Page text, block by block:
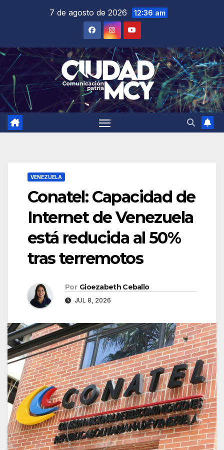
7 de agosto de 2026 12:36 am
VENEZUELA
Conatel: Capacidad de
Internet de Venezuela
está reducida al 50%
tras terremotos
Por Gioezabeth Ceballo
JUL 8, 2026